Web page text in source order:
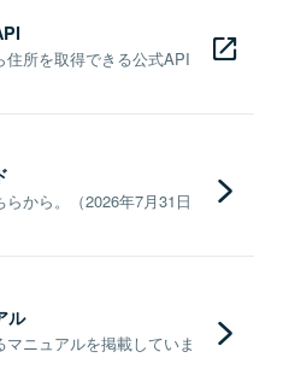
所を取得できる公式API
から。（2026年7月31日
ル
ニュアルを掲載していま